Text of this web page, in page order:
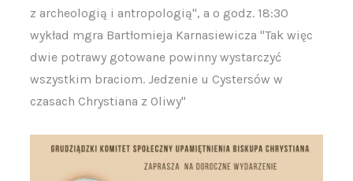
z archeologią i antropologią", a o godz. 18:30
wykład mgra Bartłomieja Karnasiewicza "Tak więc
dwie potrawy gotowane powinny wystarczyć
wszystkim braciom. Jedzenie u Cystersów w
czasach Chrystiana z Oliwy"